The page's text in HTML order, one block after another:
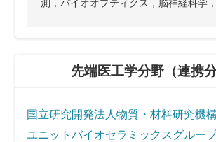
測，バイオオプティクス，脳神経科学
先端医工学分野（連携分
国立研究開発法人物質・材料研究機
ユニットバイオセラミックスグルー